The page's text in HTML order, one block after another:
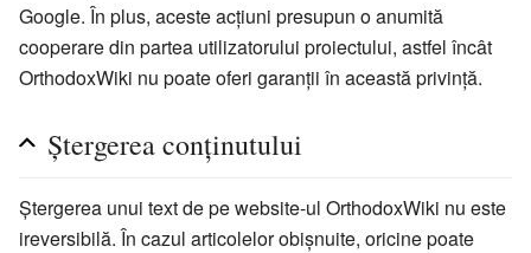
Google. În plus, aceste acțiuni presupun o anumită
cooperare din partea utilizatorului proiectului, astfel încât
OrthodoxWiki nu poate oferi garanții în această privință.
Ștergerea conținutului
Ștergerea unui text de pe website-ul OrthodoxWiki nu este
ireversibilă. În cazul articolelor obișnuite, oricine poate